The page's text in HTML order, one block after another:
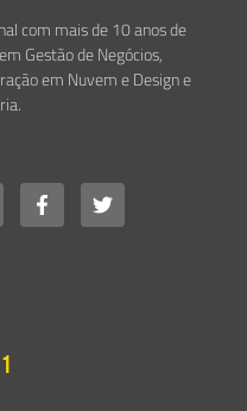
com mais de 10 anos de
Gestão de Negócios,
em Nuvem e Design e